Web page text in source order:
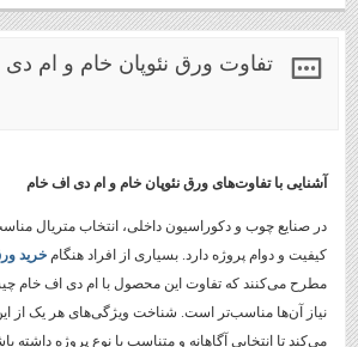
تفاوت ورق نئوپان خام و ام
آشنایی با تفاوت‌های ورق نئوپان خام و ام دی اف خام
در صنایع چوب و دکوراسیون داخلی، انتخاب متریال
کیفیت و دوام پروژه دارد. بسیاری از افراد هنگام خرید
مطرح می‌کنند که تفاوت این محصول با ام دی اف خام
نیاز آن‌ها مناسب‌تر است. شناخت ویژگی‌های هر یک از
می‌کند تا انتخابی آگاهانه و متناسب با نوع پروژه داشته